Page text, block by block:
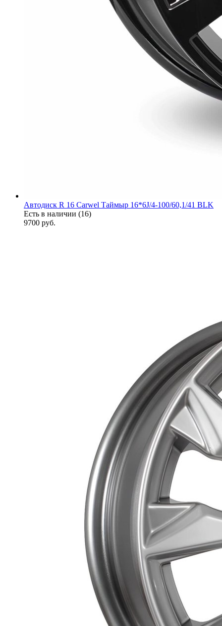
Автодиск R 16 Carwel Таймыр 16*6J/4-100/60,1/41 BLK
Есть в наличии (16)
9700 руб.